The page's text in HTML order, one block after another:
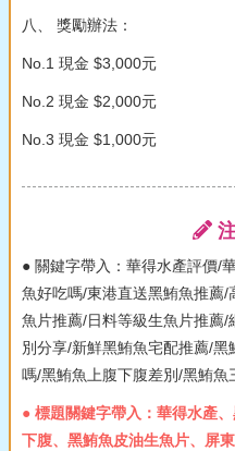
八、 獎勵辦法：
No.1 現金 $3,000元
No.2 現金 $2,000元
No.3 現金 $1,000元
● 關鍵字帶入：華得水產評價/
魚好吃嗎/東港直送黑鮪魚推薦
魚片推薦/日料等級生魚片推薦
別分享/新鮮黑鮪魚宅配推薦/
嗎/黑鮪魚上腹下腹差別/黑鮪魚
● 標題關鍵字帶入：華得水產
下腹、黑鮪魚皮油生魚片、屏